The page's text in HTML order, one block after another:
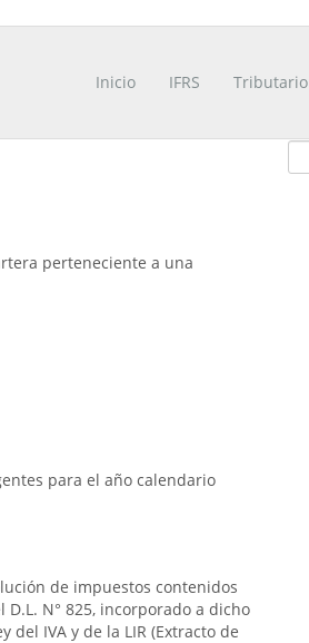
Inicio IFRS Tributario
perteneciente a una
para el año calendario
de impuestos contenidos
N° 825, incorporado a dicho
del IVA y de la LIR (Extracto de